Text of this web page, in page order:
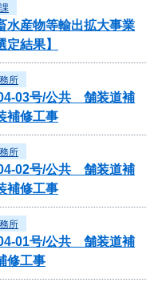
水産物等輸出拡大事業
結果】
所
03号/公共 舗装道補
補修工事
所
02号/公共 舗装道補
補修工事
所
01号/公共 舗装道補
修工事